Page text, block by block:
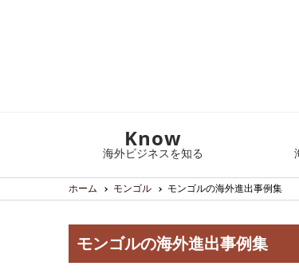
Know
海外ビジネスを知る
ホーム モンゴル モンゴルの海外進出事例集
モンゴルの海外進出事例集